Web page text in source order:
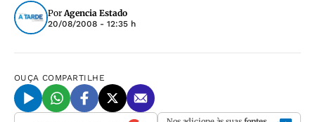
PorAgencia Estado
20/08/2008 - 12:35 h
OUÇA COMPARTILHE